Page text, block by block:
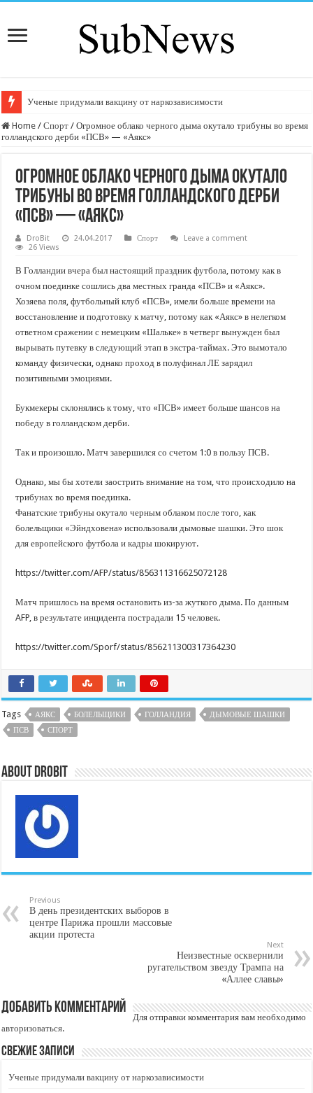
Ученые придумали вакцину от наркозависимости
Home / Спорт / Огромное облако черного дыма окутало трибуны во время
голландского дерби «ПСВ» — «Аякс»
Огромное облако черного дыма окутало
трибуны во время голландского дерби
«ПСВ» — «Аякс»
DroBit 24.04.2017 Спорт
Leave a comment
26 Views
В Голландии вчера был настоящий праздник футбола, потому как в
очном поединке сошлись два местных гранда «ПСВ» и «Аякс».
Хозяева поля, футбольный клуб «ПСВ», имели больше времени на
восстановление и подготовку к матчу, потому как «Аякс» в нелегком
ответном сражении с немецким «Шальке» в четверг вынужден был
вырывать путевку в следующий этап в экстра-таймах. Это вымотало
команду физически, однако проход в полуфинал ЛЕ зарядил
позитивными эмоциями.
Букмекеры склонялись к тому, что «ПСВ» имеет больше шансов на
победу в голландском дерби.
Так и произошло. Матч завершился со счетом 1:0 в пользу ПСВ.
Однако, мы бы хотели заострить внимание на том, что происходило на
трибунах во время поединка.
Фанатские трибуны окутало черным облаком после того, как
болельщики «Эйндховена» использовали дымовые шашки. Это шок
для европейского футбола и кадры шокируют.
https://twitter.com/AFP/status/856311316625072128
Матч пришлось на время остановить из-за жуткого дыма. По данным
AFP, в результате инцидента пострадали 15 человек.
https://twitter.com/Sporf/status/856211300317364230
Tags АЯКС БОЛЕЛЬЩИКИ ГОЛЛАНДИЯ
ДЫМОВЫЕ ШАШКИ
ПСВ
СПОРТ
About DroBit
Previous
В день президентских выборов в
центре Парижа прошли массовые
акции протеста
Next
Неизвестные осквернили
ругательством звезду Трампа на
«Аллее славы»
Добавить комментарий
Для отправки комментария вам необходимо
авторизоваться.
Свежие записи
Ученые придумали вакцину от наркозависимости